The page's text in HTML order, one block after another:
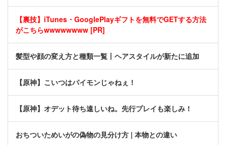
【裏技】iTunes・GooglePlayギフトを無料でGETする方法
がこちらwwwwwwww [PR]
髪型や顔の変え方と種類一覧丨ヘアスタイルが新たに追加
【原神】こいつはパイモンじゃねぇ！
【原神】オデット待ち遠しいね。先行プレイも楽しみ！
おちついためいがの偽物の見分け方 | 本物との違い